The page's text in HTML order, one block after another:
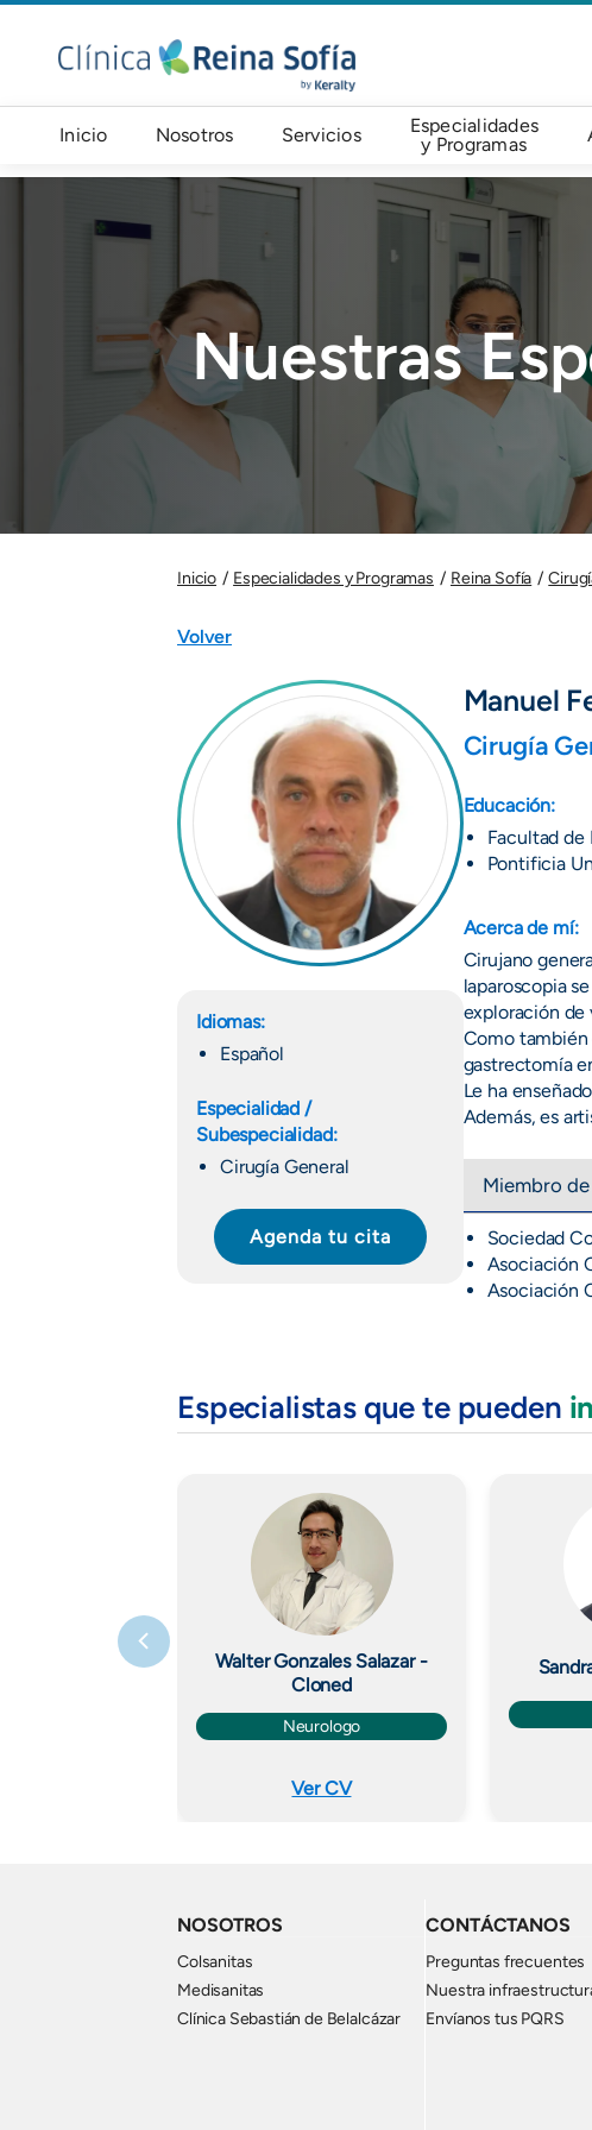
Pasar al contenido principal
Navegación principal
Inicio Nosotros Servicios
Especialidades
y Programas
Nuestras
Inicio Especialidades y Programas Reina Sofía
Volver
Idiomas:
Español
Especialidad /
Subespecialidad:
Cirugía General
Agenda tu cita
Manuel
Cirugía
Educación:
Facultad de
Pontificia
Acerca de mí:
Cirujano
laparoscopia
exploración de
Como también
gastrectomía
Le ha
Además, es
Miembro
Sociedad
Asociación
Asociación
Especialistas que te pueden
Imagen
Walter Gonzales Salazar -
Cloned
Neurologo
Ver CV
NOSOTROS
Colsanitas
Medisanitas
Clínica Sebastián de Belalcázar
CONTÁCTANOS
Preguntas frecuentes
Nuestra
Envíanos tus PQRS